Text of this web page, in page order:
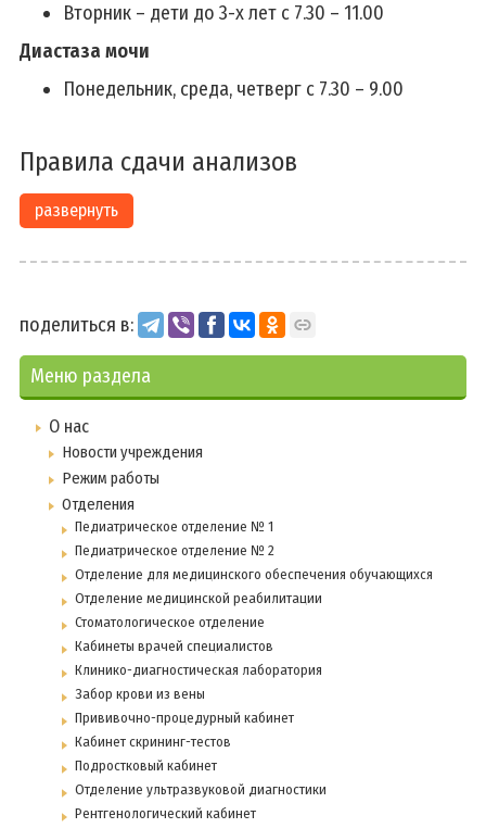
Вторник – дети до 3-х лет с 7.30 – 11.00
Диастаза мочи
Понедельник, среда, четверг с 7.30 – 9.00
Правила сдачи анализов
развернуть
поделиться в:
Меню раздела
О нас
Новости учреждения
Режим работы
Отделения
Педиатрическое отделение № 1
Педиатрическое отделение № 2
Отделение для медицинского обеспечения обучающихся
Отделение медицинской реабилитации
Стоматологическое отделение
Кабинеты врачей специалистов
Клинико-диагностическая лаборатория
Забор крови из вены
Прививочно-процедурный кабинет
Кабинет скрининг-тестов
Подростковый кабинет
Отделение ультразвуковой диагностики
Рентгенологический кабинет